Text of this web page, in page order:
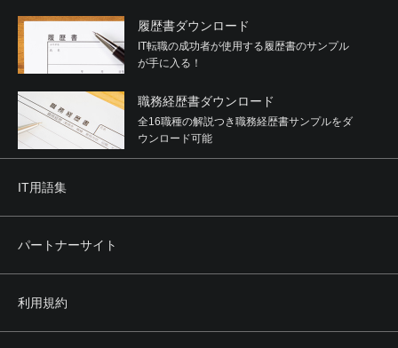
履歴書ダウンロード
IT転職の成功者が使用する履歴書のサンプル
が手に入る！
職務経歴書ダウンロード
全16職種の解説つき職務経歴書サンプルをダ
ウンロード可能
IT用語集
パートナーサイト
利用規約